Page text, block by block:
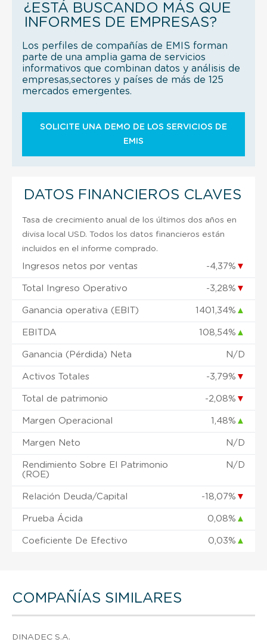
¿ESTÁ BUSCANDO MÁS QUE
INFORMES DE EMPRESAS?
Los perfiles de compañías de EMIS forman
parte de una amplia gama de servicios
informativos que combinan datos y análisis de
empresas,sectores y países de más de 125
mercados emergentes.
SOLICITE UNA DEMO DE LOS SERVICIOS DE
EMIS
DATOS FINANCIEROS CLAVES
Tasa de crecimiento anual de los últimos dos años en
divisa local USD. Todos los datos financieros están
incluidos en el informe comprado.
Ingresos netos por ventas -4,37% ▼
Total Ingreso Operativo -3,28% ▼
Ganancia operativa (EBIT) 1401,34% ▲
EBITDA 108,54% ▲
Ganancia (Pérdida) Neta N/D
Activos Totales -3,79% ▼
Total de patrimonio -2,08% ▼
Margen Operacional 1,48% ▲
Margen Neto N/D
Rendimiento Sobre El Patrimonio
(ROE)
N/D
Relación Deuda/Capital -18,07% ▼
Prueba Ácida 0,08% ▲
Coeficiente De Efectivo 0,03% ▲
COMPAÑÍAS SIMILARES
DINADEC S.A.